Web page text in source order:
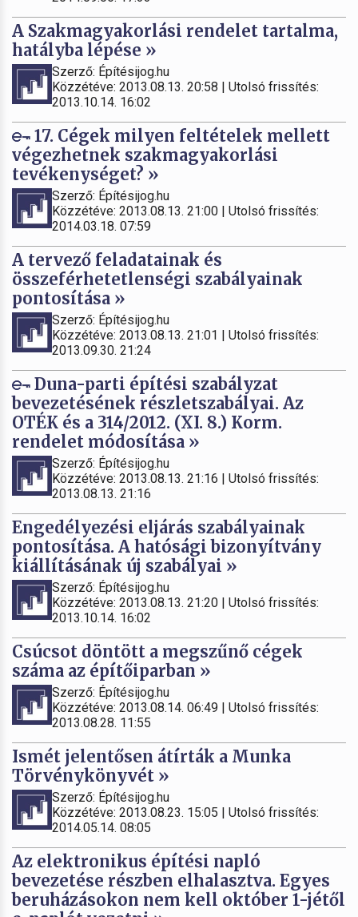
A Szakmagyakorlási rendelet tartalma,
hatályba lépése »
Szerző: Építésijog.hu
Közzétéve: 2013.08.13. 20:58 | Utolsó frissítés:
2013.10.14. 16:02
17. Cégek milyen feltételek mellett
végezhetnek szakmagyakorlási
tevékenységet? »
Szerző: Építésijog.hu
Közzétéve: 2013.08.13. 21:00 | Utolsó frissítés:
2014.03.18. 07:59
A tervező feladatainak és
összeférhetetlenségi szabályainak
pontosítása »
Szerző: Építésijog.hu
Közzétéve: 2013.08.13. 21:01 | Utolsó frissítés:
2013.09.30. 21:24
Duna-parti építési szabályzat
bevezetésének részletszabályai. Az
OTÉK és a 314/2012. (XI. 8.) Korm.
rendelet módosítása »
Szerző: Építésijog.hu
Közzétéve: 2013.08.13. 21:16 | Utolsó frissítés:
2013.08.13. 21:16
Engedélyezési eljárás szabályainak
pontosítása. A hatósági bizonyítvány
kiállításának új szabályai »
Szerző: Építésijog.hu
Közzétéve: 2013.08.13. 21:20 | Utolsó frissítés:
2013.10.14. 16:02
Csúcsot döntött a megszűnő cégek
száma az építőiparban »
Szerző: Építésijog.hu
Közzétéve: 2013.08.14. 06:49 | Utolsó frissítés:
2013.08.28. 11:55
Ismét jelentősen átírták a Munka
Törvénykönyvét »
Szerző: Építésijog.hu
Közzétéve: 2013.08.23. 15:05 | Utolsó frissítés:
2014.05.14. 08:05
Az elektronikus építési napló
bevezetése részben elhalasztva. Egyes
beruházásokon nem kell október 1-jétől